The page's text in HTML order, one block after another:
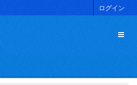
ログイン